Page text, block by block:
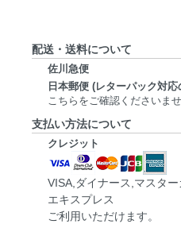
配送・送料について
佐川急便
日本郵便 (レターパック対応
こちらをご確認くださいませ
支払い方法について
クレジット
VISA,ダイナース,マスタ
エキスプレス
ご利用いただけます。